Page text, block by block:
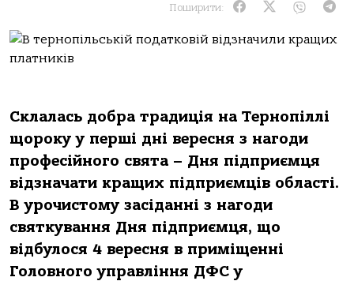
Поширити:
Склалась добра традиція на Тернопіллі
щороку у перші дні вересня з нагоди
професійного свята – Дня підприємця
відзначати кращих підприємців області.
В урочистому засіданні з нагоди
святкування Дня підприємця, що
відбулося 4 вересня в приміщенні
Головного управління ДФС у